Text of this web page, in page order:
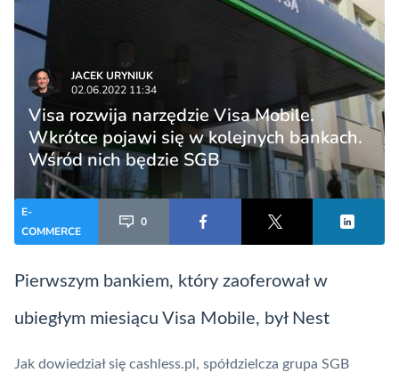
JACEK URYNIUK
02.06.2022 11:34
Visa rozwija narzędzie Visa Mobile.
Wkrótce pojawi się w kolejnych bankach.
Wśród nich będzie SGB
E-
COMMERCE
0
Pierwszym bankiem, który zaoferował w
ubiegłym miesiącu Visa Mobile, był Nest
Jak dowiedział się cashless.pl, spółdzielcza grupa SGB